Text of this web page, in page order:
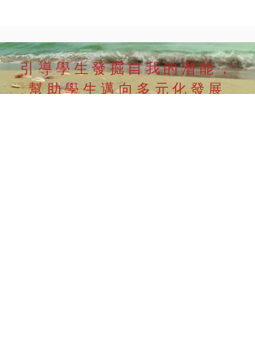
引導學生發掘自我的潛能，
幫助學生邁向多元化發展